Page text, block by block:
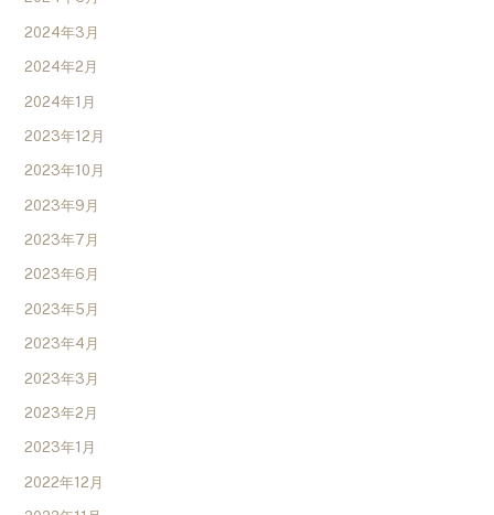
2024年3月
2024年2月
2024年1月
2023年12月
2023年10月
2023年9月
2023年7月
2023年6月
2023年5月
2023年4月
2023年3月
2023年2月
2023年1月
2022年12月